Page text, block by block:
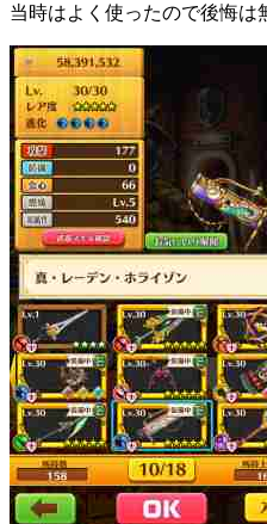
当時はよく使ったので後悔は